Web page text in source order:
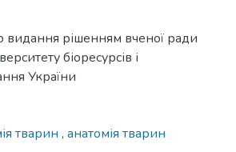
рішенням вченої ради
біоресурсів і
України
тварин , анатомія тварин